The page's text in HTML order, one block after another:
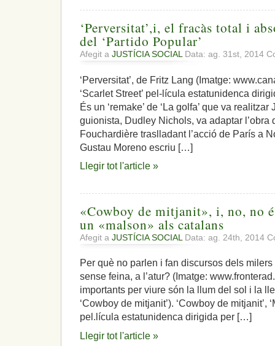
‘Perversitat’,i, el fracàs total i
del ‘Partido Popular’
Afegit a JUSTÍCIA SOCIAL Data: ag. 31st, 2014
‘Perversitat’, de Fritz Lang (Imatge:
‘Scarlet Street’ pel-lícula estatunidenca
És un ‘remake’ de ‘La golfa’ que va
guionista, Dudley Nichols, va adaptar l’obra
Fouchardière traslladant l’acció de París a
Gustau Moreno escriu […]
Llegir tot l'article »
«Cowboy de mitjanit», i, no, no
un «malson» als catalans
Afegit a JUSTÍCIA SOCIAL Data: ag. 24th, 2014
Per què no parlen i fan discursos dels
sense feina, a l’atur? (Imatge:
importants per viure són la llum del sol i la
‘Cowboy de mitjanit’). ‘Cowboy de mitjanit’,
pel.lícula estatunidenca dirigida per […]
Llegir tot l'article »